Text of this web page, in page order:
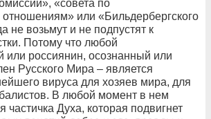
«совета по
или «Бильдербергского
не возьмут и не подпустят к
Потому что любой
или россиянин, осознанный или
Русского Мира – является
вируса для хозяев мира, для
В любой момент в нем
частичка Духа, которая подвигнет